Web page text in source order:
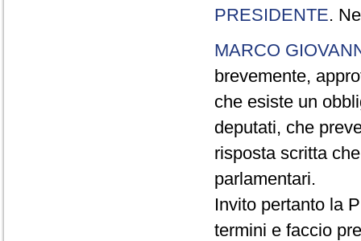
PRESIDENTE.
MARCO
brevemente,
che esiste un
deputati, che
risposta scritta
parlamentari.
Invito pertanto la
termini e faccio